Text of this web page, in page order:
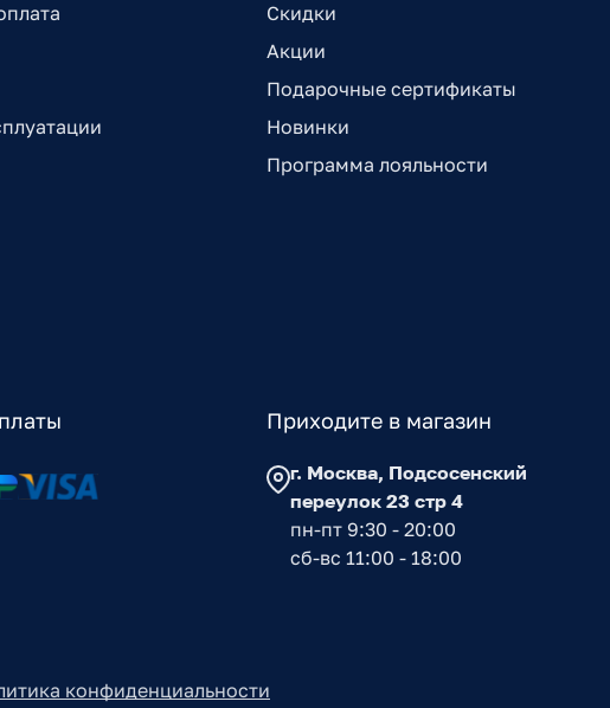
Скидки
Акции
Подарочные сертификаты
Новинки
Программа лояльности
Приходите в магазин
г. Москва, Подсосенский
переулок 23 стр 4
пн-пт 9:30 - 20:00
сб-вс 11:00 - 18:00
конфиденциальности